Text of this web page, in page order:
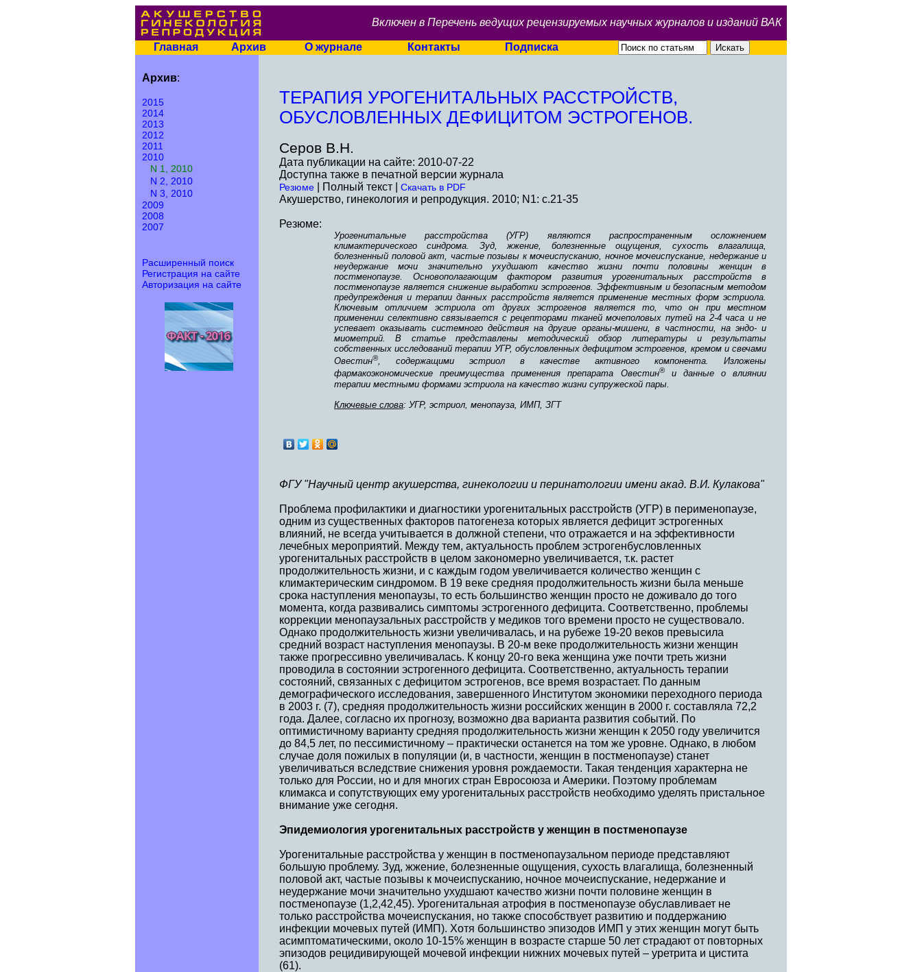
Включен в Перечень ведущих рецензируемых научных журналов и изданий ВАК
Главная Архив О журнале Контакты Подписка
Архив:
2015
2014
2013
2012
2011
2010
N 1, 2010
N 2, 2010
N 3, 2010
2009
2008
2007
Расширенный поиск
Регистрация на сайте
Авторизация на сайте
ТЕРАПИЯ УРОГЕНИТАЛЬНЫХ РАССТРОЙСТВ,
ОБУСЛОВЛЕННЫХ ДЕФИЦИТОМ ЭСТРОГЕНОВ.
Серов В.Н.
Дата публикации на сайте: 2010-07-22
Доступна также в печатной версии журнала
Резюме | Полный текст | Скачать в PDF
Акушерство, гинекология и репродукция. 2010; N1: c.21-35
Резюме:
Урогенитальные расстройства (УГР) являются распространенным осложнением
климактерического синдрома. Зуд, жжение, болезненные ощущения, сухость влагалища,
болезненный половой акт, частые позывы к мочеиспусканию, ночное мочеиспускание, недержание и
неудержание мочи значительно ухудшают качество жизни почти половины женщин в
постменопаузе. Основополагающим фактором развития урогенитальных расстройств в
постменопаузе является снижение выработки эстрогенов. Эффективным и безопасным методом
предупреждения и терапии данных расстройств является применение местных форм эстриола.
Ключевым отличием эстриола от других эстрогенов является то, что он при местном
применении селективно связывается с рецепторами тканей мочеполовых путей на 2-4 часа и не
успевает оказывать системного действия на другие органы-мишени, в частности, на эндо- и
миометрий. В статье представлены методический обзор литературы и результаты
собственных исследований терапии УГР, обусловленных дефицитом эстрогенов, кремом и свечами
Овестин®, содержащими эстриол в качестве активного компонента. Изложены
фармакоэкономические преимущества применения препарата Овестин®и данные о влиянии
терапии местными формами эстриола на качество жизни супружеской пары.
Ключевые слова: УГР, эстриол, менопауза, ИМП, ЗГТ
ФГУ "Научный центр акушерства, гинекологии и перинатологии имени акад. В.И. Кулакова"
Проблема профилактики и диагностики урогенитальных расстройств (УГР) в перименопаузе,
одним из существенных факторов патогенеза которых является дефицит эстрогенных
влияний, не всегда учитывается в должной степени, что отражается и на эффективности
лечебных мероприятий. Между тем, актуальность проблем эстрогенбусловленных
урогенитальных расстройств в целом закономерно увеличивается, т.к. растет
продолжительность жизни, и с каждым годом увеличивается количество женщин с
климактерическим синдромом. В 19 веке средняя продолжительность жизни была меньше
срока наступления менопаузы, то есть большинство женщин просто не доживало до того
момента, когда развивались симптомы эстрогенного дефицита. Соответственно, проблемы
коррекции менопаузальных расстройств у медиков того времени просто не существовало.
Однако продолжительность жизни увеличивалась, и на рубеже 19-20 веков превысила
средний возраст наступления менопаузы. В 20-м веке продолжительность жизни женщин
также прогрессивно увеличивалась. К концу 20-го века женщина уже почти треть жизни
проводила в состоянии эстрогенного дефицита. Соответственно, актуальность терапии
состояний, связанных с дефицитом эстрогенов, все время возрастает. По данным
демографического исследования, завершенного Институтом экономики переходного периода
в 2003 г. (7), средняя продолжительность жизни российских женщин в 2000 г. составляла 72,2
года. Далее, согласно их прогнозу, возможно два варианта развития событий. По
оптимистичному варианту средняя продолжительность жизни женщин к 2050 году увеличится
до 84,5 лет, по пессимистичному – практически останется на том же уровне. Однако, в любом
случае доля пожилых в популяции (и, в частности, женщин в постменопаузе) станет
увеличиваться вследствие снижения уровня рождаемости. Такая тенденция характерна не
только для России, но и для многих стран Евросоюза и Америки. Поэтому проблемам
климакса и сопутствующих ему урогенитальных расстройств необходимо уделять пристальное
внимание уже сегодня.
Эпидемиология урогенитальных расстройств у женщин в постменопаузе
Урогенитальные расстройства у женщин в постменопаузальном периоде представляют
большую проблему. Зуд, жжение, болезненные ощущения, сухость влагалища, болезненный
половой акт, частые позывы к мочеиспусканию, ночное мочеиспускание, недержание и
неудержание мочи значительно ухудшают качество жизни почти половине женщин в
постменопаузе (1,2,42,45). Урогенитальная атрофия в постменопаузе обуславливает не
только расстройства мочеиспускания, но также способствует развитию и поддержанию
инфекции мочевых путей (ИМП). Хотя большинство эпизодов ИМП у этих женщин могут быть
асимптоматическими, около 10-15% женщин в возрасте старше 50 лет страдают от повторных
эпизодов рецидивирующей мочевой инфекции нижних мочевых путей – уретрита и цистита
(61).